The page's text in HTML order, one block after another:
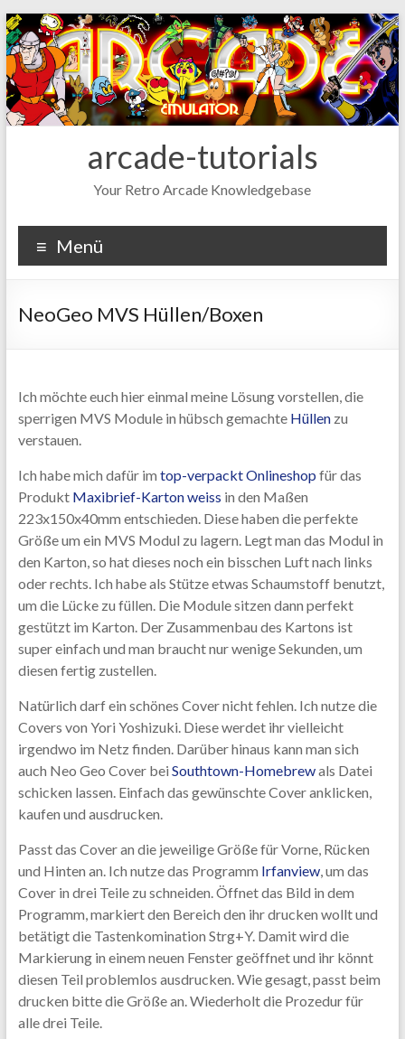
Zum
Inhalt
wechseln
arcade-tutorials
Your Retro Arcade Knowledgebase
Menü
NeoGeo MVS Hüllen/Boxen
Ich möchte euch hier einmal meine Lösung vorstellen, die
sperrigen MVS Module in hübsch gemachte Hüllenzu
verstauen.
Ich habe mich dafür im top-verpackt Onlineshop für das
Produkt Maxibrief-Karton weiss in den Maßen
223x150x40mm entschieden. Diese haben die perfekte
Größe um ein MVS Modul zu lagern. Legt man das Modul in
den Karton, so hat dieses noch ein bisschen Luft nach links
oder rechts. Ich habe als Stütze etwas Schaumstoff benutzt,
um die Lücke zu füllen. Die Module sitzen dann perfekt
gestützt im Karton. Der Zusammenbau des Kartons ist
super einfach und man braucht nur wenige Sekunden, um
diesen fertig zustellen.
Natürlich darf ein schönes Cover nicht fehlen. Ich nutze die
Covers von Yori Yoshizuki. Diese werdet ihr vielleicht
irgendwo im Netz finden. Darüber hinaus kann man sich
auch Neo Geo Cover bei Southtown-Homebrewals Datei
schicken lassen. Einfach das gewünschte Cover anklicken,
kaufen und ausdrucken.
Passt das Cover an die jeweilige Größe für Vorne, Rücken
und Hinten an. Ich nutze das Programm Irfanview, um das
Cover in drei Teile zu schneiden. Öffnet das Bild in dem
Programm, markiert den Bereich den ihr drucken wollt und
betätigt die Tastenkomination Strg+Y. Damit wird die
Markierung in einem neuen Fenster geöffnet und ihr könnt
diesen Teil problemlos ausdrucken. Wie gesagt, passt beim
drucken bitte die Größe an. Wiederholt die Prozedur für
alle drei Teile.